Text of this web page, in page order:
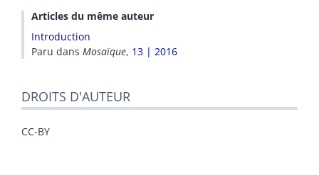
Articles du même auteur
Introduction
Paru dans Mosaïque, 13 | 2016
DROITS D'AUTEUR
CC-BY